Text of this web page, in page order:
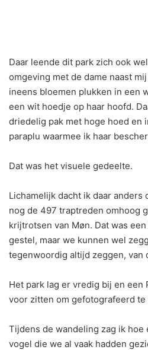
Daar leende dit park zich ook
omgeving met de dame naast
ineens bloemen plukken in een
een wit hoedje op haar hoofd.
driedelig pak met hoge hoed en
paraplu waarmee ik haar
Dat was het visuele gedeelte.
Lichamelijk dacht ik daar anders
nog de 497 traptreden omhoog
krijtrotsen van Møn. Dat was
gestel, maar we kunnen wel
tegenwoordig altijd zeggen, van
Het park lag er vredig bij en een
voor zitten om gefotografeerd te
Tijdens de wandeling zag ik hoe
vogel die we al vaak hadden